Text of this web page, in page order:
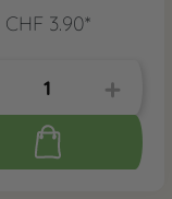
CHF 3.90*